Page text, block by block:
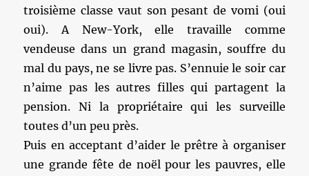
troisième classe vaut son pesant de vomi (oui
oui). A New-York, elle travaille comme
vendeuse dans un grand magasin, souffre du
mal du pays, ne se livre pas. S’ennuie le soir car
n’aime pas les autres filles qui partagent la
pension. Ni la propriétaire qui les surveille
toutes d’un peu près.
Puis en acceptant d’aider le prêtre à organiser
une grande fête de noël pour les pauvres, elle